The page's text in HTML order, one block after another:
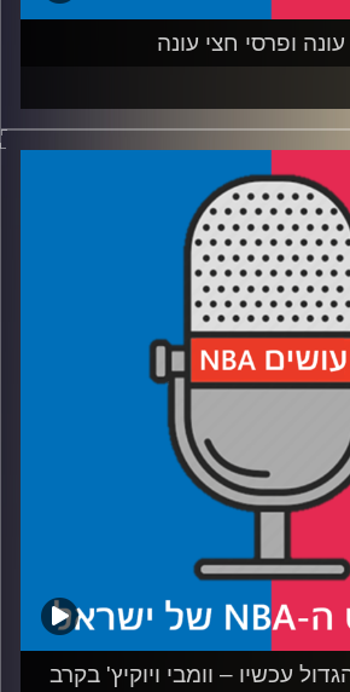
ערן סורוקה, שרון דוידוביץ', משה
בשיתוף קול האוניברסיטה.
משחקים בפריים טיים, ואנשים אפילו
למאמן העונה, יתרון לא הוגן לשחקן
ומשתפר, רואים שש/שש ומנשנשים
הגדול עכשיו – וומבי ויוקיץ' בקרב